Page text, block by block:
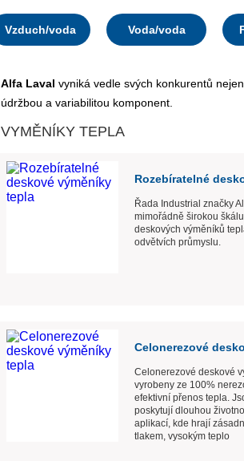
Vzduch/voda Voda/voda
Alfa Laval vyniká vedle svých konkurentů
údržbou a variabilitou komponent.
VYMĚNÍKY TEPLA
Rozebíratelné
Řada Industrial značky
mimořádně širokou
deskových výměníků
odvětvích průmyslu.
Celonerezové
Celonerezové deskové
vyrobeny ze 100%
efektivní přenos tepla.
poskytují dlouhou
aplikací, kde hrají
tlakem, vysokým teplo